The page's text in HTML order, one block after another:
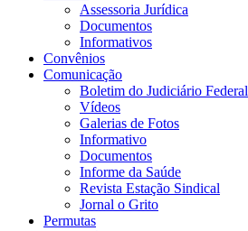
Assessoria Jurídica
Documentos
Informativos
Convênios
Comunicação
Boletim do Judiciário Federal
Vídeos
Galerias de Fotos
Informativo
Documentos
Informe da Saúde
Revista Estação Sindical
Jornal o Grito
Permutas